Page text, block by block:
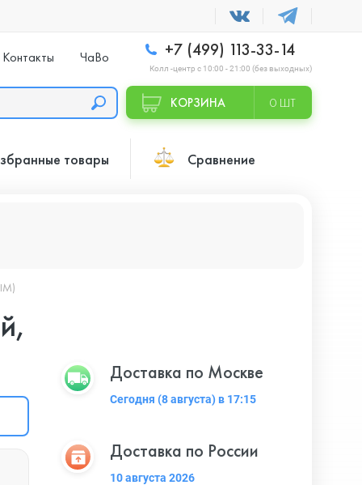
Контакты ЧаВо +7 (499) 113-33-14
Колл -центр с 10:00 - 21:00 (без выходных)
КОРЗИНА 0 ШТ
товары Сравнение
Доставка по Москве
Сегодня (8 августа) в 17:15
Доставка по России
10 августа 2026